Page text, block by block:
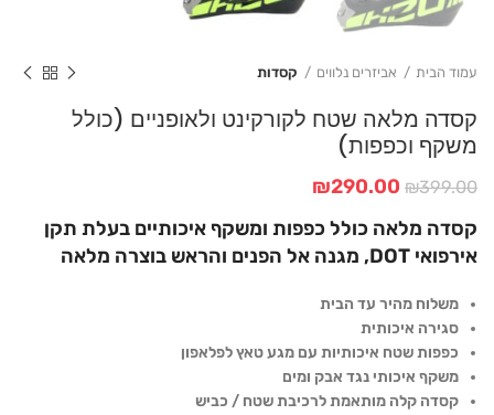
עמוד הבית אביזרים נלווים קסדות
קסדה מלאה שטח לקורקינט ולאופניים (כולל
משקף וכפפות)
₪399.00
המחיר
היה:
₪399.00.
₪290.00
הוא:
₪290.00.
קסדה מלאה כולל כפפות ומשקף איכותיים בעלת תקן
אירפואי DOT, מגנה אל הפנים והראש בוצרה מלאה
משלוח מהיר עד הבית
סגירה איכותית
כפפות שטח איכותיות עם מגע טאץ לפלאפון
משקף איכותי נגד אבק ומים
קסדה קלה מותאמת לרכיבת שטח / כביש